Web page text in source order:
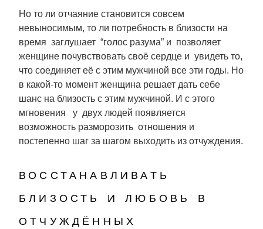
Но то ли отчаяние становится совсем
невыносимым, то ли потребность в близости на
время заглушает “голос разума” и позволяет
женщине почувствовать своё сердце и увидеть то,
что соединяет её с этим мужчиной все эти годы. Но
в какой-то момент женщина решает дать себе
шанс на близость с этим мужчиной. И с этого
мгновения у двух людей появляется
возможность разморозить отношения и
постепенно шаг за шагом выходить из отчуждения.
восстанавливать
близость и любовь в
отчуждённых